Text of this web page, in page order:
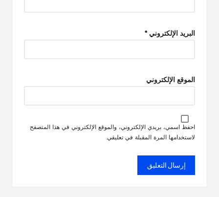
البريد الإلكتروني *
الموقع الإلكتروني
احفظ اسمي، بريدي الإلكتروني، والموقع الإلكتروني في هذا المتصفح
لاستخدامها المرة المقبلة في تعليقي.